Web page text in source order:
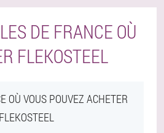
DE FRANCE OÙ
FLEKOSTEEL
OÙ VOUS POUVEZ ACHETER
FLEKOSTEEL